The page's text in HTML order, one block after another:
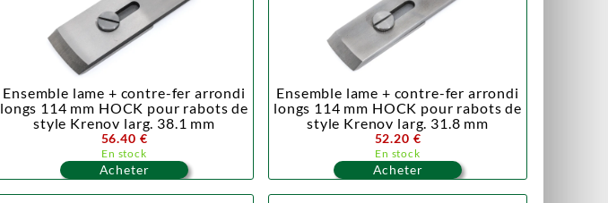
Ensemble lame + contre-fer arrondi
longs 114 mm HOCK pour rabots de
style Krenov larg. 38.1 mm
56.40 €
En stock
Acheter
Ensemble lame + contre-fer arrondi
longs 114 mm HOCK pour rabots de
style Krenov larg. 31.8 mm
52.20 €
En stock
Acheter